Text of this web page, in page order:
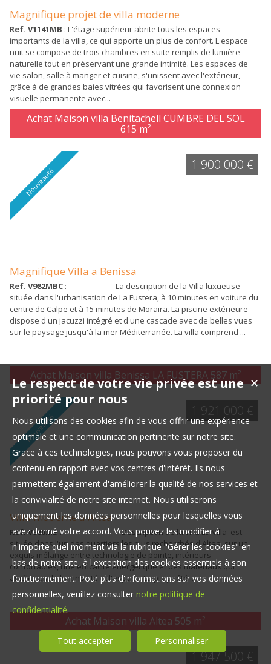
Magnifique projet de villa moderne
Ref. V1141MB : L'étage supérieur abrite tous les espaces
importants de la villa, ce qui apporte un plus de confort. L'espace
nuit se compose de trois chambres en suite remplis de lumière
naturelle tout en préservant une grande intimité. Les espaces de
vie salon, salle à manger et cuisine, s'unissent avec l'extérieur,
grâce à de grandes baies vitrées qui favorisent une connexion
visuelle permanente avec...
Achat Maison villa Benitachell CUMBRE DEL SOL
615 m²
Nouveauté
Magnifique Villa a Benissa
Ref. V982MBC : La description de la Villa luxueuse
située dans l'urbanisation de La Fustera, à 10 minutes en voiture du
centre de Calpe et à 15 minutes de Moraira. La piscine extérieure
dispose d'un jacuzzi intégré et d'une cascade avec de belles vues
sur le paysage jusqu'à la mer Méditerranée. La villa comprend ...
Achat Maison villa Benissa LA FUSTERA 587 m²
1 900 000 €
Nouveauté
Villa moderne a Altea
Ref. V980MB : Description de la villa La Villa est
située dans l'un des quartiers les plus recherchés d'Altea, sur un
exquis mélange entre technologie de pointe, intérieurs
confortables, une efficacité énergétique et des matériaux qui
améliorent la luminosité et l'espace. La propriété ...
Achat Maison villa Altea 505 m²
1 921 000 €
1 947 500 €
✕
Le respect de votre vie privée est une
priorité pour nous
Nous utilisons des cookies afin de vous offrir une expérience
optimale et une communication pertinente sur notre site.
Grace à ces technologies, nous pouvons vous proposer du
contenu en rapport avec vos centres d'intérêt. Ils nous
permettent également d'améliorer la qualité de nos services et
la convivialité de notre site internet. Nous utiliserons
uniquement les données personnelles pour lesquelles vous
avez donné votre accord. Vous pouvez les modifier à
n'importe quel moment via la rubrique "Gérer les cookies" en
bas de notre site, à l'exception des cookies essentiels à son
fonctionnement. Pour plus d'informations sur vos données
personnelles, veuillez consulter notre politique de
confidentialité.
Tout accepter Personnaliser